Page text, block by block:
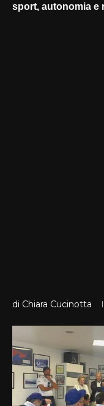
sport, autonomia e
di Chiara Cucinotta